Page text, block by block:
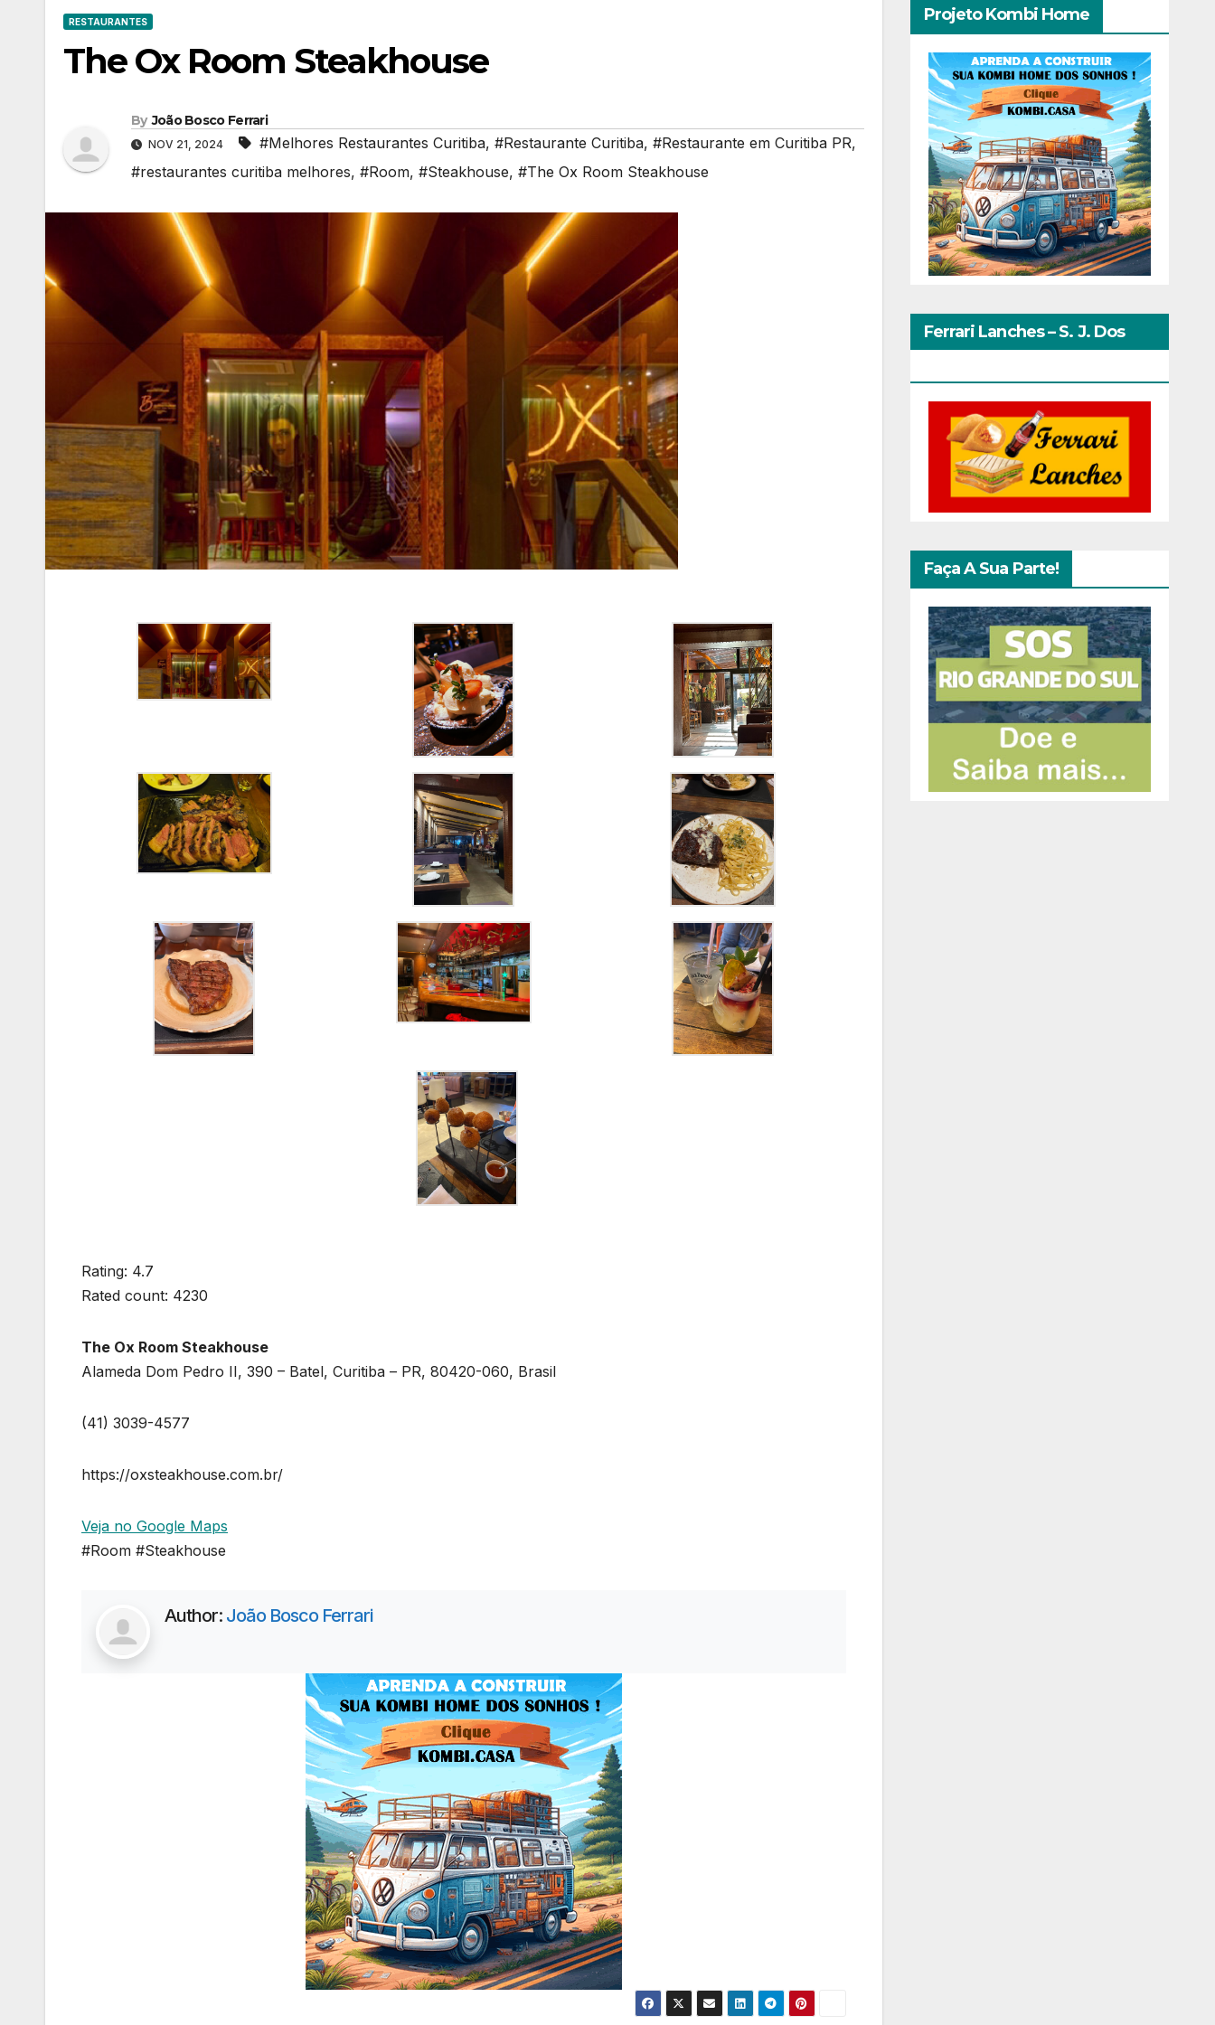
RESTAURANTES
The Ox Room Steakhouse
By João Bosco Ferrari
NOV 21, 2024 #Melhores Restaurantes Curitiba, #Restaurante Curitiba, #Restaurante em Curitiba PR,
#restaurantes curitiba melhores, #Room, #Steakhouse, #The Ox Room Steakhouse
Rating: 4.7
Rated count: 4230
The Ox Room Steakhouse
Alameda Dom Pedro II, 390 – Batel, Curitiba – PR, 80420-060, Brasil
(41) 3039-4577
https://oxsteakhouse.com.br/
Veja no Google Maps
#Room #Steakhouse
Author: João Bosco Ferrari
Projeto Kombi Home
Ferrari Lanches – S. J. Dos
Faça A Sua Parte!